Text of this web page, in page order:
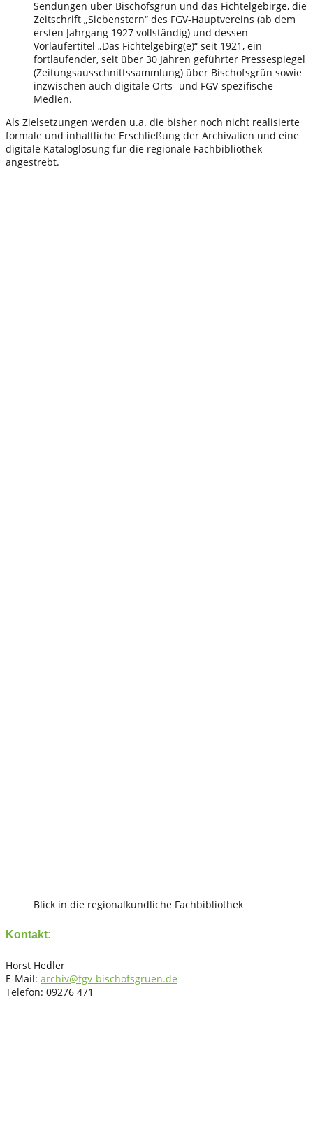
Sendungen über Bischofsgrün und das Fichtelgebirge, die
Zeitschrift „Siebenstern“ des FGV-Hauptvereins (ab dem
ersten Jahrgang 1927 vollständig) und dessen
Vorläufertitel „Das Fichtelgebirg(e)“ seit 1921, ein
fortlaufender, seit über 30 Jahren geführter Pressespiegel
(Zeitungsausschnittssammlung) über Bischofsgrün sowie
inzwischen auch digitale Orts- und FGV-spezifische
Medien.
Als Zielsetzungen werden u.a. die bisher noch nicht realisierte
formale und inhaltliche Erschließung der Archivalien und eine
digitale Kataloglösung für die regionale Fachbibliothek
angestrebt.
Blick in die regionalkundliche Fachbibliothek
Kontakt:
Horst Hedler
E-Mail: archiv@fgv-bischofsgruen.de
Telefon: 09276 471